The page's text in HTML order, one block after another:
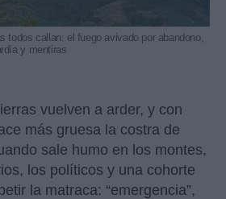
todos callan: el fuego avivado por abandono,
y mentiras
vuelven a arder, y con
más gruesa la costra de
sale humo en los montes,
los políticos y una cohorte
la matraca: “emergencia”,